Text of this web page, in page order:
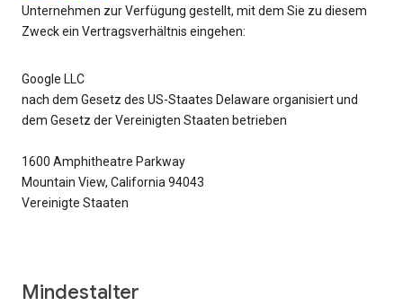
Unternehmen zur Verfügung gestellt, mit dem Sie zu diesem
Zweck ein Vertragsverhältnis eingehen:
Google LLC
nach dem Gesetz des US-Staates Delaware organisiert und
dem Gesetz der Vereinigten Staaten betrieben
1600 Amphitheatre Parkway
Mountain View, California 94043
Vereinigte Staaten
Mindestalter